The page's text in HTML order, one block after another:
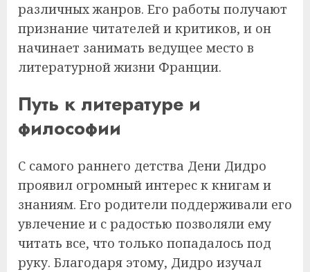
различных жанров. Его работы получают
признание читателей и критиков, и он
начинает занимать ведущее место в
литературной жизни Франции.
Путь к литературе и
философии
С самого раннего детства Дени Дидро
проявил огромный интерес к книгам и
знаниям. Его родители поддерживали его
увлечение и с радостью позволяли ему
читать все, что только попадалось под
руку. Благодаря этому, Дидро изучал